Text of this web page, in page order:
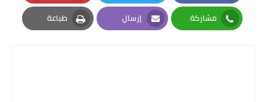
Facebook
Twitter
Pinterest
مشاركة
Whatsapp
إرسال
Email
طباعة
Print